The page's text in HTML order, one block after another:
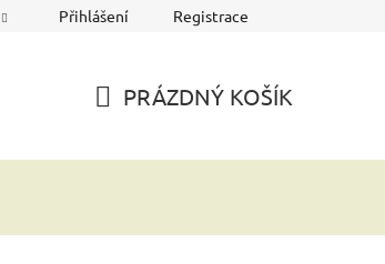
Přihlášení Registrace
PRÁZDNÝ KOŠÍK